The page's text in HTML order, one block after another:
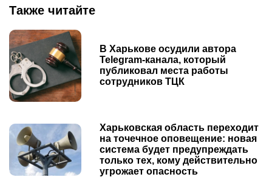
Также читайте
В Харькове осудили автора
Telegram-канала, который
публиковал места работы
сотрудников ТЦК
Харьковская область переходит
на точечное оповещение: новая
система будет предупреждать
только тех, кому действительно
угрожает опасность